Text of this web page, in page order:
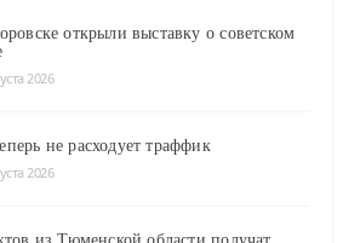
открыли выставку о советском
2026
не расходует траффик
2026